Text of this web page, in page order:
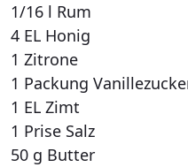
1/16 l Rum
4 EL Honig
1 Zitrone
1 Packung
1 EL Zimt
1 Prise Salz
50 g Butter